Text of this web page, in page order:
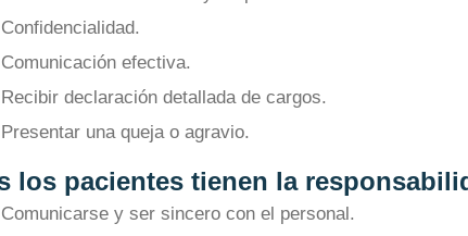
Confidencialidad.
Comunicación efectiva.
Recibir declaración detallada de cargos.
Presentar una queja o agravio.
los pacientes tienen la
Comunicarse y ser sincero con el personal.